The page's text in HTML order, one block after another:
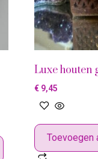
Luxe houten
€ 9,45
Toevoegen